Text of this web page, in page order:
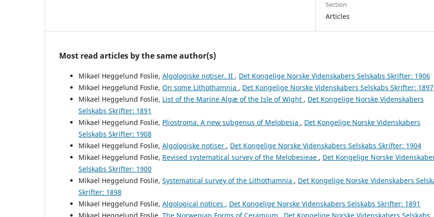
Section
Articles
Most read articles by the same author(s)
Mikael Heggelund Foslie, Algologiske notiser. II , Det Kongelige Norske Videnskabers Selskabs Skrifter: 1906
Mikael Heggelund Foslie, On some Lithothamnia , Det Kongelige Norske Videnskabers Selskabs Skrifter: 1897
Mikael Heggelund Foslie, List of the Marine Algæ of the Isle of Wight , Det Kongelige Norske Videnskabers
Selskabs Skrifter: 1891
Mikael Heggelund Foslie, Pliostroma. A new subgenus of Melobesia , Det Kongelige Norske Videnskabers
Selskabs Skrifter: 1908
Mikael Heggelund Foslie, Algologiske notiser , Det Kongelige Norske Videnskabers Selskabs Skrifter: 1904
Mikael Heggelund Foslie, Revised systematical survey of the Melobesieae , Det Kongelige Norske
Selskabs Skrifter: 1900
Mikael Heggelund Foslie, Systematical survey of the Lithothamnia , Det Kongelige Norske Videnskabers
Skrifter: 1898
Mikael Heggelund Foslie, Algological notices , Det Kongelige Norske Videnskabers Selskabs Skrifter: 1891